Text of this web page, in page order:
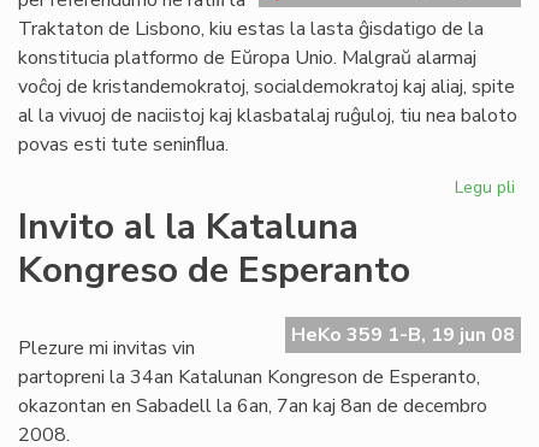
Traktaton de Lisbono, kiu estas la lasta ĝisdatigo de la
konstitucia platformo de Eŭropa Unio. Malgraŭ alarmaj
voĉoj de kristandemokratoj, socialdemokratoj kaj aliaj, spite
al la vivuoj de naciistoj kaj klasbatalaj ruĝuloj, tiu nea baloto
povas esti tute seninﬂua.
Legu pli
kaj
Invito al la Kataluna
Kongreso de Esperanto
HeKo 359 1-B, 19 jun 08
Plezure mi invitas vin
partopreni la 34an Katalunan Kongreson de Esperanto,
okazontan en Sabadell la 6an, 7an kaj 8an de decembro
2008.